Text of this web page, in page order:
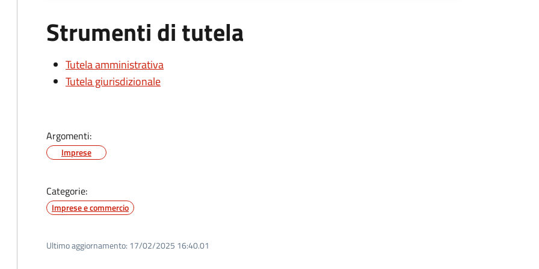
Strumenti di tutela
Tutela amministrativa
Tutela giurisdizionale
Argomenti:
Imprese
Categorie:
Imprese e commercio
Ultimo aggiornamento: 17/02/2025 16:40.01